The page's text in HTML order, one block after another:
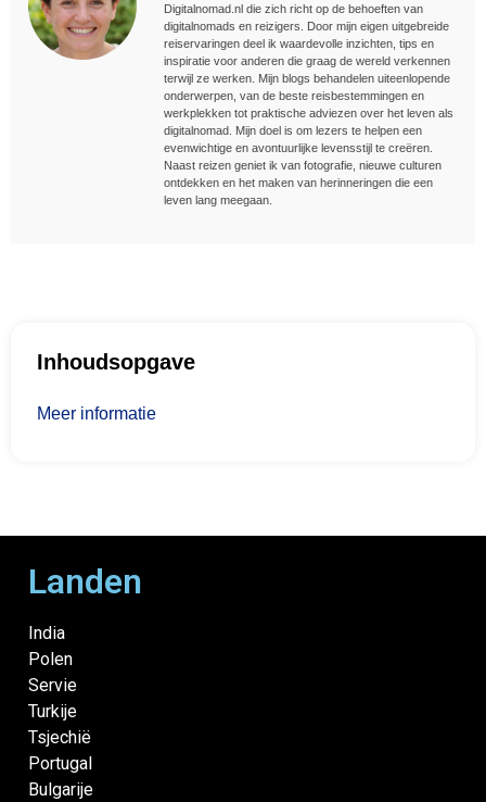
Digitalnomad.nl die zich richt op de behoeften van
digitalnomads en reizigers. Door mijn eigen uitgebreide
reiservaringen deel ik waardevolle inzichten, tips en
inspiratie voor anderen die graag de wereld verkennen
terwijl ze werken. Mijn blogs behandelen uiteenlopende
onderwerpen, van de beste reisbestemmingen en
werkplekken tot praktische adviezen over het leven als
digitalnomad. Mijn doel is om lezers te helpen een
evenwichtige en avontuurlijke levensstijl te creëren.
Naast reizen geniet ik van fotografie, nieuwe culturen
ontdekken en het maken van herinneringen die een
leven lang meegaan.
Inhoudsopgave
Meer informatie
Landen
India
Polen
Servie
Turkije
Tsjechië
Portugal
Bulgarije